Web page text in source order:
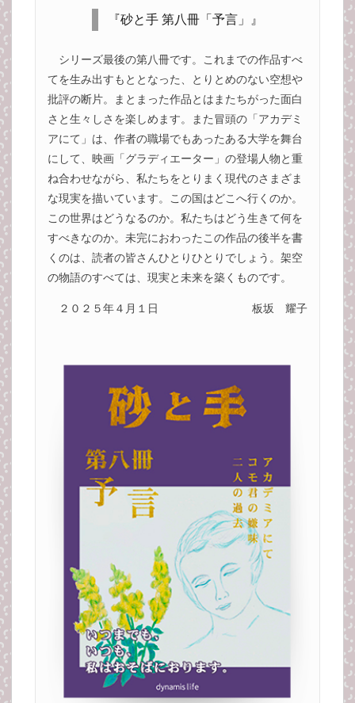
『砂と手 第八冊「予言」』
シリーズ最後の第八冊です。これまでの作品すべ
てを生み出すもととなった、とりとめのない空想や
批評の断片。まとまった作品とはまたちがった面白
さと生々しさを楽しめます。また冒頭の「アカデミ
アにて」は、作者の職場でもあったある大学を舞台
にして、映画「グラディエーター」の登場人物と重
ね合わせながら、私たちをとりまく現代のさまざま
な現実を描いています。この国はどこへ行くのか。
この世界はどうなるのか。私たちはどう生きて何を
すべきなのか。未完におわったこの作品の後半を書
くのは、読者の皆さんひとりひとりでしょう。架空
の物語のすべては、現実と未来を築くものです。
２０２５年４月１日 板坂 耀子